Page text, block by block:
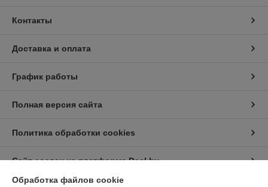
Контакты
Доставка и оплата
График работы
Полная версия сайта
Политика обработки cookies
Сайт создан на платформе Deal.by
Обработка файлов cookie